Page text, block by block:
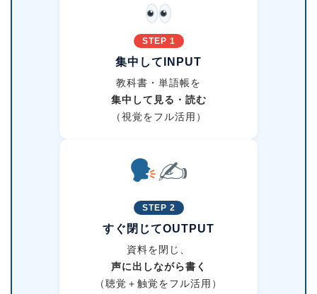
STEP 1
集中してINPUT
教科書・単語帳を
集中して見る・読む
（視覚をフル活用）
✍
STEP 2
すぐ閉じてOUTPUT
資料を閉じ、
声に出しながら書く
（聴覚＋触覚をフル活用）